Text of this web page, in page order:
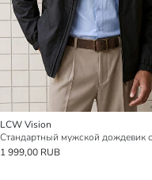
LCW Vision
1 999,00 RUB